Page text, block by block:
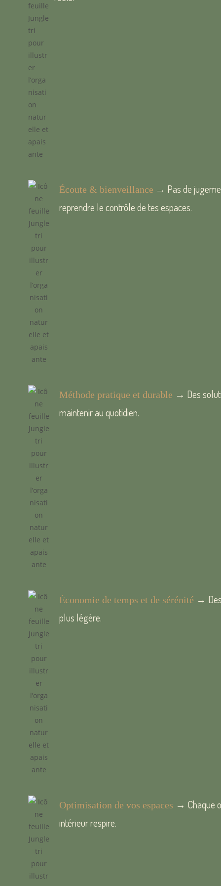
Écoute & bienveillance → Pas de
reprendre le contrôle de tes espaces.
Méthode pratique et durable → Des
maintenir au quotidien.
Économie de temps et de sérénité →
plus légère.
Optimisation de vos espaces → Chaque
intérieur respire.